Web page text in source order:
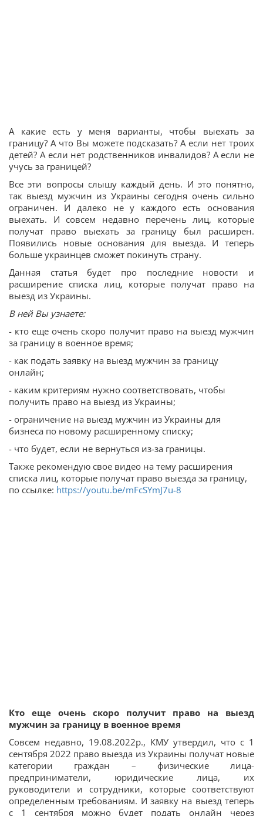
А какие есть у меня варианты, чтобы выехать за
границу? А что Вы можете подсказать? А если нет троих
детей? А если нет родственников инвалидов? А если не
учусь за границей?
Все эти вопросы слышу каждый день. И это понятно,
так выезд мужчин из Украины сегодня очень сильно
ограничен. И далеко не у каждого есть основания
выехать. И совсем недавно перечень лиц, которые
получат право выехать за границу был расширен.
Появились новые основания для выезда. И теперь
больше украинцев сможет покинуть страну.
Данная статья будет про последние новости и
расширение списка лиц, которые получат право на
выезд из Украины.
В ней Вы узнаете:
- кто еще очень скоро получит право на выезд мужчин
за границу в военное время;
- как подать заявку на выезд мужчин за границу
онлайн;
- каким критериям нужно соответствовать, чтобы
получить право на выезд из Украины;
- ограничение на выезд мужчин из Украины для
бизнеса по новому расширенному списку;
- что будет, если не вернуться из-за границы.
Также рекомендую свое видео на тему расширения
списка лиц, которые получат право выезда за границу,
по ссылке: https://youtu.be/mFcSYmJ7u-8
Кто еще очень скоро получит право на выезд
мужчин за границу в военное время
Совсем недавно, 19.08.2022р., КМУ утвердил, что с 1
сентября 2022 право выезда из Украины получат новые
категории граждан – физические лица-
предприниматели, юридические лица, их
руководители и сотрудники, которые соответствуют
определенным требованиям. И заявку на выезд теперь
с 1 сентября можно будет подать онлайн через